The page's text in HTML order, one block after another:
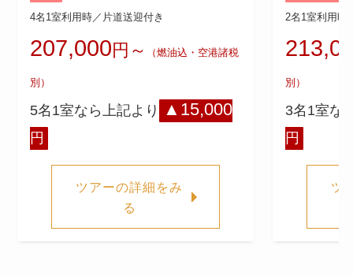
4名1室利用時／片道送迎付き
207,000 円～ （燃油込・空港諸税
別）
5名1室なら上記より ▲15,000
円
ツアーの詳細をみ
る
2名1室利用時
別）
3名1室な
円
ツ